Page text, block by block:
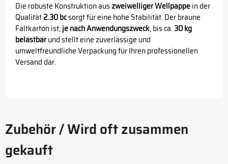
Die robuste Konstruktion auszweiwelliger Wellpappein der
Qualität2.30 bcsorgt für eine hohe Stabilität. Der braune
Faltkarton ist,je nach Anwendungszweck, bis ca.30 kg
belastbarund stellt eine zuverlässige und
umweltfreundliche Verpackung für Ihren professionellen
Versand dar.
Zubehör / Wird oft zusammen
gekauft